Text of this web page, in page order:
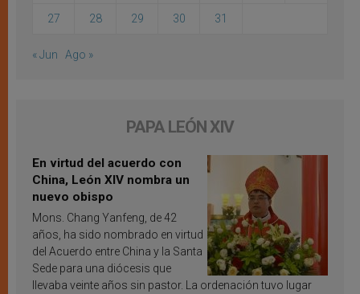
27 28 29 30 31
« Jun Ago »
PAPA LEÓN XIV
En virtud del acuerdo con
China, León XIV nombra un
nuevo obispo
Mons. Chang Yanfeng, de 42
años, ha sido nombrado en virtud
del Acuerdo entre China y la Santa
Sede para una diócesis que
llevaba veinte años sin pastor. La ordenación tuvo lugar